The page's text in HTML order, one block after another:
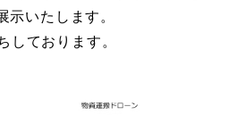
示いたします。
しております。